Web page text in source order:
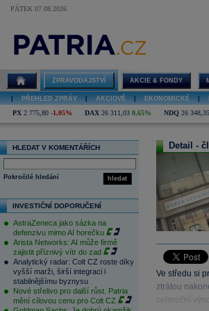
PÁTEK 07.08.2026
ZPRAVODAJSTVÍ AKCIE & FONDY
PŘEHLED ZPRÁV AKCIOVÉ EKONOMICKÉ
PX 2 775,80 -1,05% DAX 26 311,03 0,65% NDQ 26 348,35
HLEDAT V KOMENTÁŘÍCH
hledat
Pokročilé hledání
INVESTIČNÍ DOPORUČENÍ
AstraZeneca jako sázka na
defenzivu mimo AI horečku
Arista Networks: AI může firmě
zajistit příznivý vítr do zad
Analytický radar: Colt CZ roste díky
vyšší marži, širší integraci i
stabilnějšímu byznysu
Nové střelivo pro další růst. Patria
mění cílovou cenu pro Colt CZ
Detail -
Ve středu si
ztrátou
celoroční